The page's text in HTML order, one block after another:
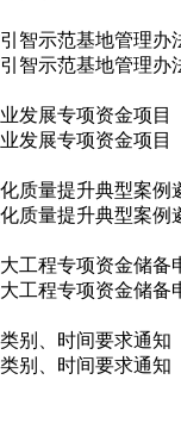
智示范基地管理办
智示范基地管理办
发展专项资金项
发展专项资金项
质量提升典型案例
质量提升典型案例
工程专项资金储
工程专项资金储
别、时间要求通知
别、时间要求通知